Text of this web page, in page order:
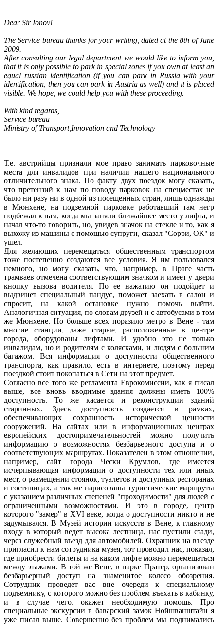
Dear Sir Ionov!
The Service bureau thanks for your writing, dated at the 8th of June
2009.
After consulting our legal department we would like to inform you,
that it is only possible to park in special zones if you own at least an
equal russian identification (if you can park in Russia with your
identification, then you can park in Austria as well) and it is placed
visible. We hope, we could help you with these proceeding.
With kind regards,
Service bureau
Ministry of Transport,Innovation and Technology
Т.е. австрийцы признали мое право занимать парковочные
места для инвалидов при наличии нашего национального
отличительного знака. По факту двух поездок могу сказать,
что претензий к нам по поводу парковок на спецместах не
было ни разу ни в одной из посещенных стран, лишь однажды
в Мюнхене, на подземной парковке работавший там негр
подбежал к нам, когда мы заняли ближайшее место у лифта, и
начал что-то говорить, но, увидев значок на стекле и то, как я
выхожу из машины с помощью супруги, сказал "Сорри, ОК" и
ушел.
Для желающих перемещаться общественным транспортом
тоже постепенно создаются все условия. Я им пользовался
немного, но могу сказать, что, например, в Праге часть
трамваев отмечена соответствующим значком и имеет у двери
кнопку вызова водителя. По ее нажатию он подойдет и
выдвинет специальный пандус, поможет заехать в салон и
спросит, на какой остановке нужно помочь выйти.
Аналогичная ситуация, по словам друзей и с автобусами в том
же Мюнхене. Но больше всех поразило метро в Вене - там
многие станции, даже старые, расположенные в центре
города, оборудованы лифтами. И удобно это не только
инвалидам, но и родителям с колясками, и людям с большим
багажом. Вся информация о доступности общественного
транспорта, как правило, есть в интернете, поэтому перед
поездкой стоит покопаться в Сети на этот предмет.
Согласно все того же регламента Еврокомиссии, как я писал
выше, все вновь вводимые здания должны иметь 100%
доступность. То же касается и реконструкции зданий
старинных. Здесь доступность создается в рамках,
обеспечивающих сохранность исторической ценности
сооружений. На сайтах или в информационных центрах
европейских достопримечательностей можно получить
информацию о возможностях безбарьерного доступа и о
соответствующих маршрутах. Показателен в этом отношении,
например, сайт города Чески Крумлов, где имеется
исчерпывающая информации о доступности тех или иных
мест, о размещении стоянок, туалетов и доступных ресторанах
и гостиницах, а так же нарисованы туристические маршруты
с указанием различных степеней "проходимости" для людей с
ограниченными возможностями. И это в городе, центр
которого "замер" в XVI веке, когда о доступности никто и не
задумывался. В Музей истории искусств в Вене, к главному
входу в который ведет высока лестница, нас пустили сзади,
через служебный въезд для автомобилей. Охранник на въезде
пригласил к нам сотрудника музея, тот проводил нас, показал,
где приобрести билеты и на каком лифте можно перемещаться
между этажами. В той же Вене, в парке Пратер, организован
безбарьерный доступ на знаменитое колесо обозрения.
Сотрудник проведет вас вне очереди к специальному
подъемнику, с которого можно без проблем въехать в кабинку,
и в случае чего, окажет необходимую помощь. Про
специальные экскурсии в баварский замок Нойшванштайн я
уже писал выше. Совершенно без проблем мы поднимались